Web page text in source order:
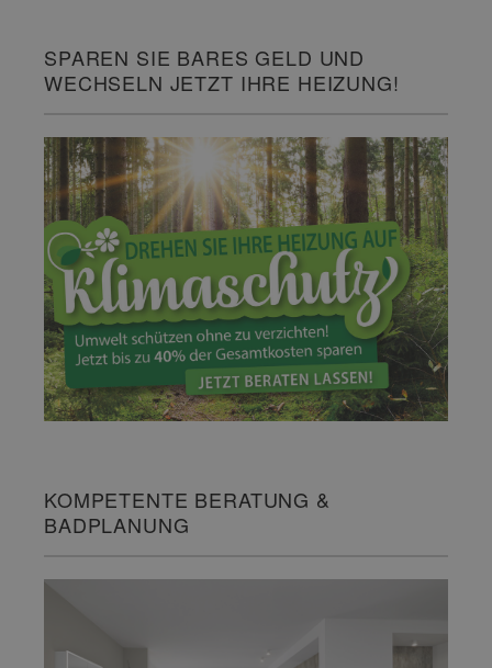
SPAREN SIE BARES GELD UND
WECHSELN JETZT IHRE HEIZUNG!
KOMPETENTE BERATUNG &
BADPLANUNG